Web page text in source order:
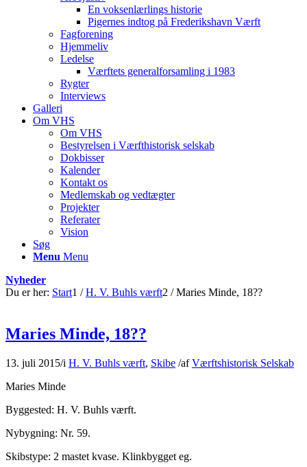
En voksenlærlings historie
Pigernes indtog på Frederikshavn Værft
Fagforening
Hjemmeliv
Ledelse
Værftets generalforsamling i 1983
Rygter
Interviews
Galleri
Om VHS
Om VHS
Bestyrelsen i Værfthistorisk selskab
Dokbisser
Kalender
Kontakt os
Medlemskab og vedtægter
Projekter
Referater
Vision
Søg
Menu Menu
Nyheder
Du er her: Start1 / H. V. Buhls værft2 / Maries Minde, 18??
Maries Minde, 18??
13. juli 2015/i H. V. Buhls værft, Skibe /afVærftshistorisk Selskab
Maries Minde
Byggested: H. V. Buhls værft.
Nybygning: Nr. 59.
Skibstype: 2 mastet kvase. Klinkbygget eg.